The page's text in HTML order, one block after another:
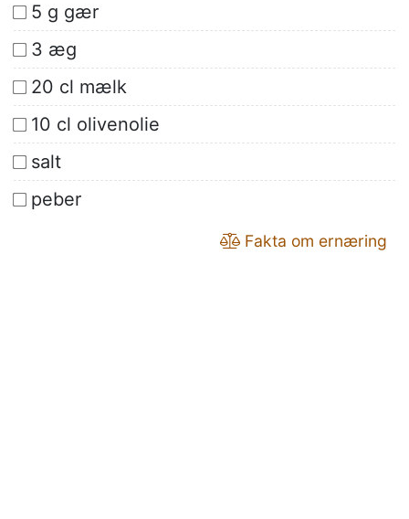
5 g gær
3 æg
20 cl mælk
10 cl olivenolie
salt
peber
Fakta om ernæring